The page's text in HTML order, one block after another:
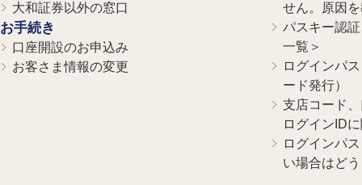
大和証券以外の窓口
お手続き
口座開設のお申込み
お客さま情報の変更
せん。原因
パスキー認
一覧＞
ログインパ
ード発行）
支店コード
ログインID
ログインパ
い場合はど